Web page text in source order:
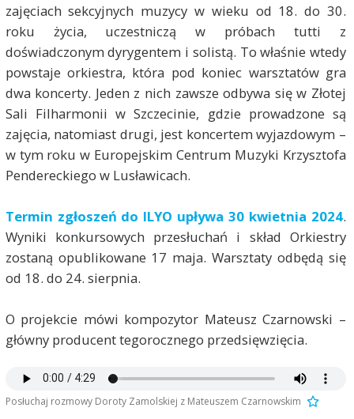
zajęciach sekcyjnych muzycy w wieku od 18. do 30.
roku życia, uczestniczą w próbach tutti z
doświadczonym dyrygentem i solistą. To właśnie wtedy
powstaje orkiestra, która pod koniec warsztatów gra
dwa koncerty. Jeden z nich zawsze odbywa się w Złotej
Sali Filharmonii w Szczecinie, gdzie prowadzone są
zajęcia, natomiast drugi, jest koncertem wyjazdowym –
w tym roku w Europejskim Centrum Muzyki Krzysztofa
Pendereckiego w Lusławicach.
Termin zgłoszeń do ILYO upływa 30 kwietnia 2024.
Wyniki konkursowych przesłuchań i skład Orkiestry
zostaną opublikowane 17 maja. Warsztaty odbędą się
od 18. do 24. sierpnia.
O projekcie mówi kompozytor Mateusz Czarnowski –
główny producent tegorocznego przedsięwzięcia.
Posłuchaj rozmowy Doroty Zamolskiej z Mateuszem Czarnowskim